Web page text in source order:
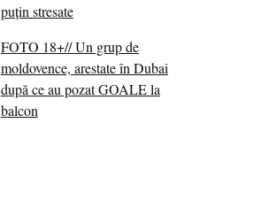
puțin stresate
FOTO 18+// Un grup de
moldovence, arestate în Dubai
după ce au pozat GOALE la
balcon